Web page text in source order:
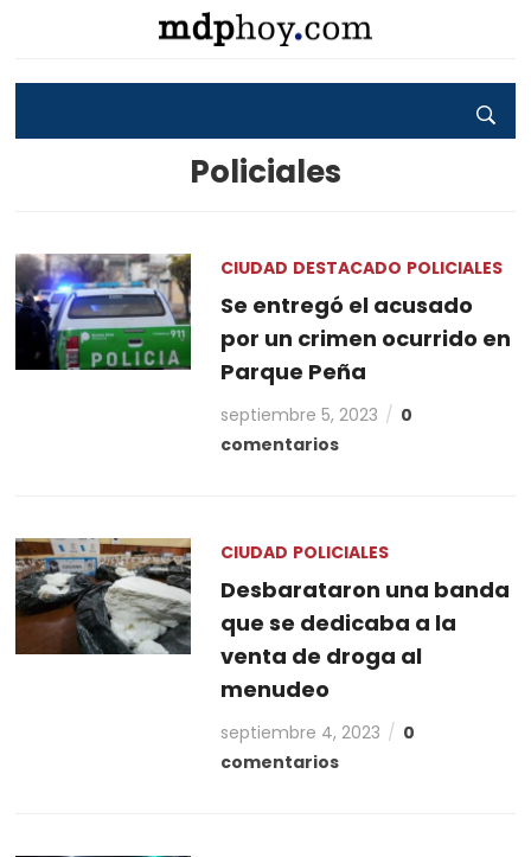
Policiales
CIUDAD DESTACADO POLICIALES
Se entregó el acusado
por un crimen ocurrido en
Parque Peña
septiembre 5, 2023
0
comentarios
CIUDAD POLICIALES
Desbarataron una banda
que se dedicaba a la
venta de droga al
menudeo
septiembre 4, 2023
0
comentarios